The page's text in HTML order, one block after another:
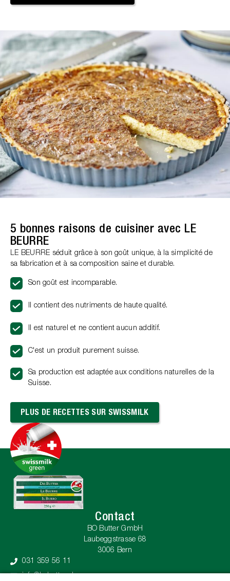
5 bonnes raisons de cuisiner avec LE
BEURRE
LE BEURRE séduit grâce à son goût unique, à la simplicité de
sa fabrication et à sa composition saine et durable.
Son goût est incomparable.
Il contient des nutriments de haute qualité.
Il est naturel et ne contient aucun additif.
C'est un produit purement suisse.
Sa production est adaptée aux conditions naturelles de la
Suisse.
PLUS DE RECETTES SUR SWISSMILK
Contact
BO Butter GmbH
Laubeggstrasse 68
3006 Bern
031 359 56 11
info@bobutter.ch